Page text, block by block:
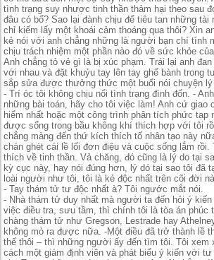
tình trạng suy nhược tinh thần thảm hại theo sau
đâu có bổ? Sao lại đành chịu để tiêu tan những tài
chỉ kiếm lấy một khoái cảm thoáng qua thôi? Xin
kẻ nói với anh chẳng những là người bạn chí tình
chịu trách nhiệm một phần nào đó về sức khỏe của
Anh chẳng tỏ vẻ gì là bị xúc phạm. Trái lại anh
với nhau và đặt khuỷu tay lên tay ghế bành trong
sắp sửa được thưởng thức một buổi nói chuyện lý
- Trí óc tôi không chịu nổi tình trạng đình đốn. -
những bài toán, hãy cho tôi việc làm! Anh cứ giao
hiểm nhất hoặc một công trình phân tích phức tạp
được sống trong bầu không khí thích hợp với tôi
chẳng màng đến thứ kích thích tố nhân tạo này
chán ghét cái lề lối đơn điệu và cuộc sống lắm
thích về tinh thần. Vả chăng, đó cũng là lý do tại
kỳ cục này, hay nói đúng hơn, lý dó tại sao tôi đã
loài người như tôi, tôi là kẻ độc nhất trên cõi đời
- Tay thám tử tư độc nhất à? Tôi ngước mắt nói.
- Nhà thám tử duy nhất mà người ta đến hỏi ý kiến
việc điều tra, sưu tầm, thì chính tôi là tòa án phúc
chàng thám tử như Gregson, Lestrade hay
không mò ra được nữa. -Một điều đã trở thành lề
thế thôi – thì những người ấy đến tìm tôi. Tôi
cách một giám định viên và phát biểu ý kiến với